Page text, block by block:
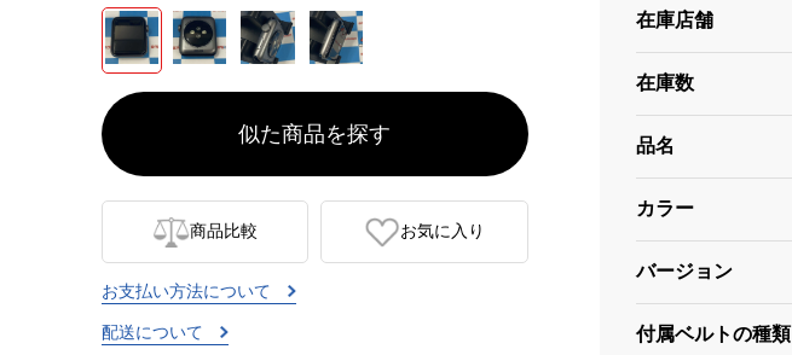
似た商品を探す
商品比較 お気に入り
お支払い方法について
配送について
在庫店舗
在庫数
品名
カラー
バージョン
付属ベルトの種類